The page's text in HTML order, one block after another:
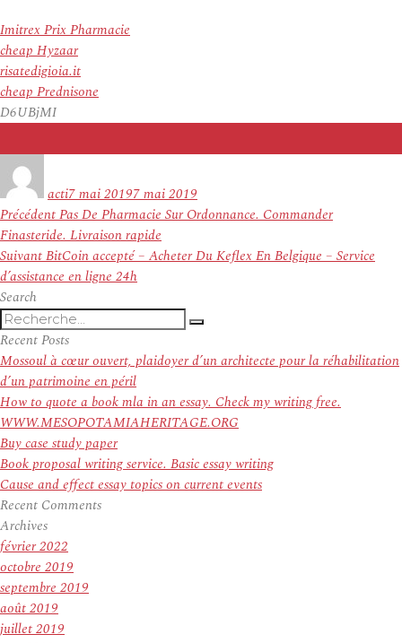
Imitrex Prix Pharmacie
cheap Hyzaar
risatedigioia.it
cheap Prednisone
D6UBjMI
actile
7 mai 20197 mai 2019
Navigation
de
l’article
PrécédentArticle
précédent :
Pas De Pharmacie Sur Ordonnance. Commander
Finasteride. Livraison rapide
SuivantArticle
suivant :
BitCoin accepté – Acheter Du Keflex En Belgique – Service
d’assistance en ligne 24h
Search
Recherche
pour
:
Recherche
Recent Posts
Mossoul à cœur ouvert, plaidoyer d’un architecte pour la réhabilitation
d’un patrimoine en péril
How to quote a book mla in an essay. Check my writing free.
WWW.MESOPOTAMIAHERITAGE.ORG
Buy case study paper
Book proposal writing service. Basic essay writing
Cause and effect essay topics on current events
Recent Comments
Archives
février 2022
octobre 2019
septembre 2019
août 2019
juillet 2019